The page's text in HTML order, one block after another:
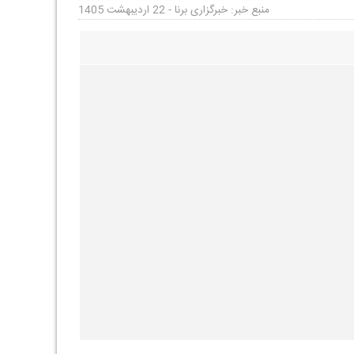
منبع خبر: خبرگزاری برنا - 22 اردیبهشت 1405